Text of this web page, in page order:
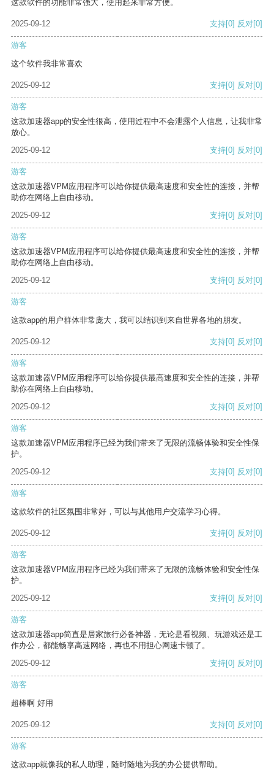
这款软件的功能非常强大，使用起来非常方便。
2025-09-12 支持[0] 反对[0]
游客
这个软件我非常喜欢
2025-09-12 支持[0] 反对[0]
游客
这款加速器app的安全性很高，使用过程中不会泄露个人信息，让我非常
放心。
2025-09-12
支持[0] 反对[0]
游客
这款加速器VPM应用程序可以给你提供最高速度和安全性的连接，并帮
助你在网络上自由移动。
2025-09-12
支持[0] 反对[0]
游客
这款加速器VPM应用程序可以给你提供最高速度和安全性的连接，并帮
助你在网络上自由移动。
2025-09-12
支持[0] 反对[0]
游客
这款app的用户群体非常庞大，我可以结识到来自世界各地的朋友。
2025-09-12 支持[0] 反对[0]
游客
这款加速器VPM应用程序可以给你提供最高速度和安全性的连接，并帮
助你在网络上自由移动。
2025-09-12
支持[0] 反对[0]
游客
这款加速器VPM应用程序已经为我们带来了无限的流畅体验和安全性保
护。
2025-09-12
支持[0] 反对[0]
游客
这款软件的社区氛围非常好，可以与其他用户交流学习心得。
2025-09-12 支持[0] 反对[0]
游客
这款加速器VPM应用程序已经为我们带来了无限的流畅体验和安全性保
护。
2025-09-12
支持[0] 反对[0]
游客
这款加速器app简直是居家旅行必备神器，无论是看视频、玩游戏还是工
作办公，都能畅享高速网络，再也不用担心网速卡顿了。
2025-09-12
支持[0] 反对[0]
游客
超棒啊 好用
2025-09-12 支持[0] 反对[0]
游客
这款app就像我的私人助理，随时随地为我的办公提供帮助。